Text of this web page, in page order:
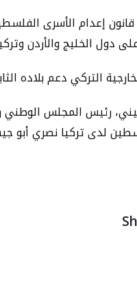
إعدام الأسرى
على دول الخليج والأردن
التركي دعم بلاده
رئيس المجلس الوطني
لدى تركيا نصري أبو